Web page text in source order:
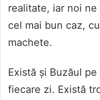
realitate, iar noi
cel mai bun caz,
machete.
Există și Buzăul
fiecare zi. Există